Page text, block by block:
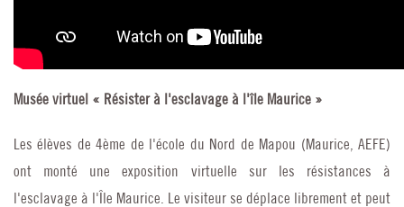
Musée virtuel « Résister à l'esclavage à l'île Maurice »
Les élèves de 4ème de l'école du Nord de Mapou (Maurice, AEFE)
ont monté une exposition virtuelle sur les résistances à
l'esclavage à l'Île Maurice. Le visiteur se déplace librement et peut